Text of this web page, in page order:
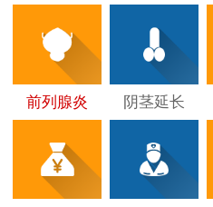
前列腺炎 阴茎延长